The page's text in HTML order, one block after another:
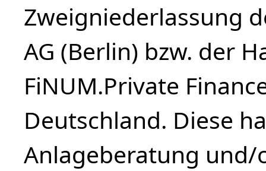
Zweigniederlassung
AG (Berlin) bzw. der
FiNUM.Private
Deutschland. Diese
Anlageberatung